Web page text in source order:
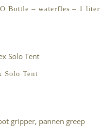
Bottle – waterfles – 1 liter
Solo Tent